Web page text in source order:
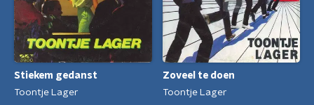
Stiekem gedanst
Toontje Lager
Zoveel te doen
Toontje Lager